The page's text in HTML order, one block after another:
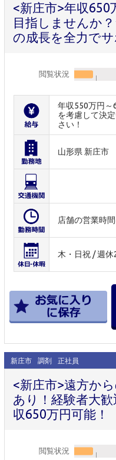
<新庄市>年収
目指しませんか
の成長を全力で
閲覧状況
年収550万円～
を考慮して決
さい！
山形県 新庄市
店舗の営業時
木・日祝 / 週
新庄市 調剤 正社員
<新庄市>遠方か
あり！経験者大
収650万円可能！
閲覧状況